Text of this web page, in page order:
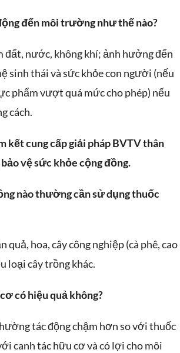
đến môi trường như thế nào?
đất, nước, không khí; ảnh hưởng đến
sinh thái và sức khỏe con người (nếu
phẩm vượt quá mức cho phép) nếu
cách.
kết cung cấp giải pháp BVTV thân
vệ sức khỏe cộng đồng.
nào thường cần sử dụng thuốc
quả, hoa, cây công nghiệp (cà phê, cao
loại cây trồng khác.
có hiệu quả không?
tác động chậm hơn so với thuốc
canh tác hữu cơ và có lợi cho môi